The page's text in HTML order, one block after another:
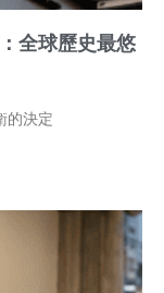
全球歷史最悠
的決定